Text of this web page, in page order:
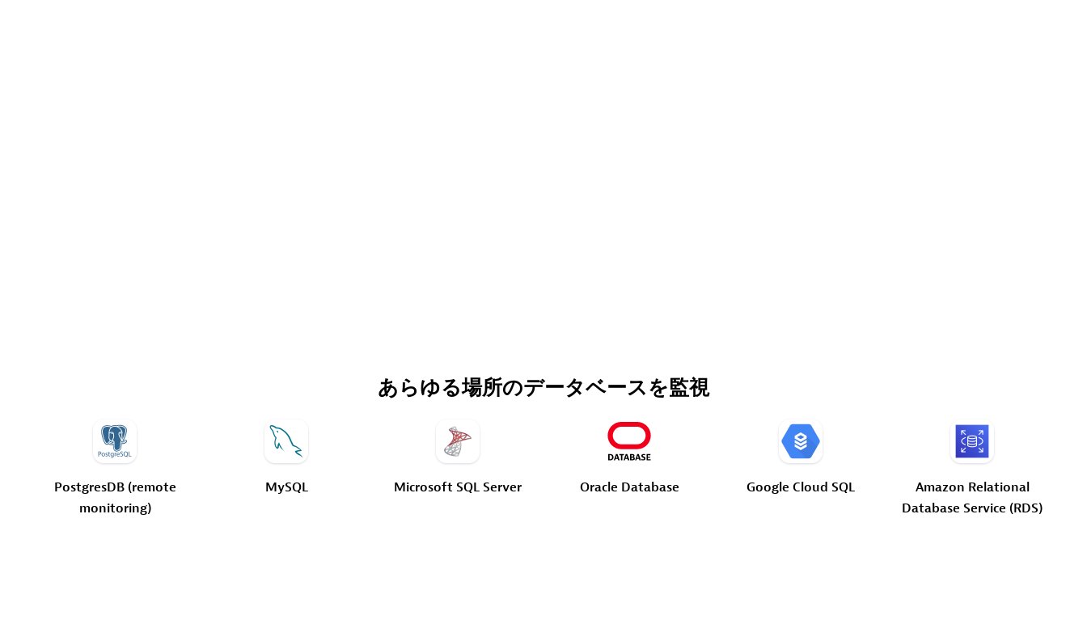
あらゆる場所のデータベースを監視
PostgresDB (remote
monitoring)
MySQL Microsoft SQL Server Oracle Database Google Cloud SQL Amazon Relational
Database Service (RDS)